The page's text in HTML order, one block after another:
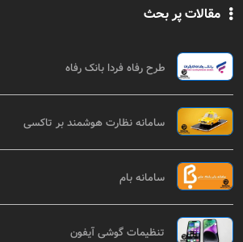
مقالات پر بحث
طرح رفاه فردا بانک رفاه
سامانه نظارت هوشمند بر تاکسی
سامانه بام
تنظیمات گوشی آیفون